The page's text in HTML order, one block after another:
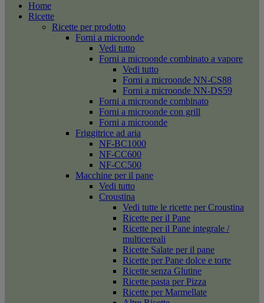
Home
Ricette
Ricette per prodotto
Forni a microonde
Vedi tutto
Forni a microonde combinato a vapore
Vedi tutto
Forni a microonde NN-CS88
Forni a microonde NN-DS59
Forni a microonde combinato
Forni a microonde con grill
Forni a microonde
Friggitrice ad aria
NF-BC1000
NF-CC600
NF-CC500
Macchine per il pane
Vedi tutto
Croustina
Vedi tutte le ricette per Croustina
Ricette per il Pane
Ricette per il Pane integrale /
multicereali
Ricette Salate per il pane
Ricette per Pane dolce e torte
Ricette senza Glutine
Ricette pasta per Pizza
Ricette per Marmellate